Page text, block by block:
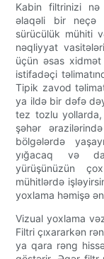
Kabin filtrinizi
əlaqəli bir neçə
sürücülük mühiti
nəqliyyat
üçün əsas
istifadəçi
Tipik zavod
ya ildə bir dəfə
tez tozlu yollarda,
şəhər
bölgələrdə
yığacaq və
yürüşünüzün
mühitlərdə
yoxlama həmişə
Vizual yoxlama
Filtri çıxararkən
ya qara rəng